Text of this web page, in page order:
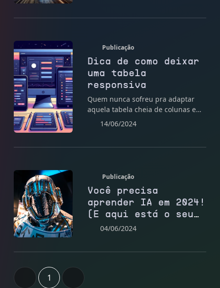
Publicação
Dica de como deixar
uma tabela
responsiva
Quem nunca sofreu pra adaptar
aquela tabela cheia de colunas em
telas menores?! Hoje eu vou
14/06/2024
Publicação
Você precisa
aprender IA em 2024!
(E aqui está o seu
roteiro)
04/06/2024
1